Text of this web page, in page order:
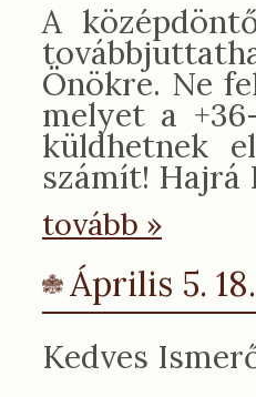
A
Önökre. Ne
melyet a
küldhetnek
számít! Hajrá
tovább »
Április 5.
Kedves